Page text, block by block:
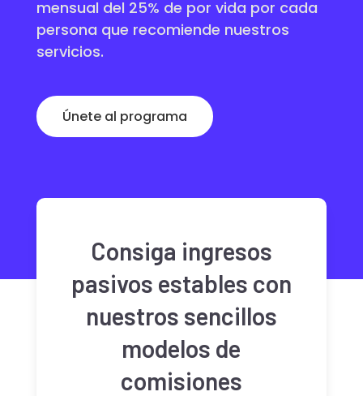
mensual del 25% de por vida por cada
persona que recomiende nuestros
servicios.
Únete al programa
Consiga ingresos
pasivos estables con
nuestros sencillos
modelos de
comisiones